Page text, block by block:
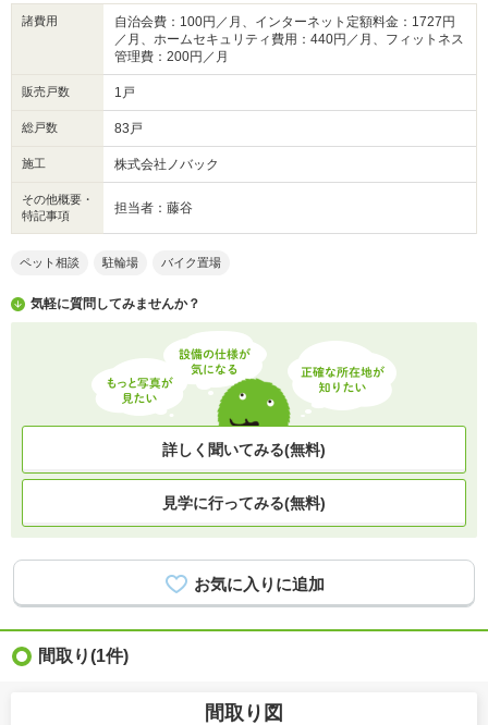
諸費用
自治会費：100円／月、インターネット定額料金：1727円
／月、ホームセキュリティ費用：440円／月、フィットネス
管理費：200円／月
販売戸数 1戸
総戸数 83戸
施工 株式会社ノバック
その他概要・
特記事項
担当者：藤谷
ペット相談 駐輪場 バイク置場
気軽に質問してみませんか？
詳しく聞いてみる(無料)
見学に行ってみる(無料)
間取り(1件)
間取り図